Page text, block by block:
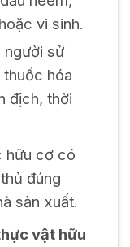
vi sinh.
người sử
hóa
địch, thời
hữu cơ có
đúng
sản xuất.
vật hữu